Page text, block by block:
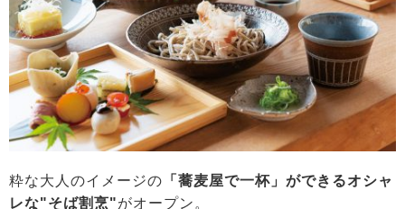
粋な大人のイメージの 「蕎麦屋で一杯」ができるオシャ
レな"そば割烹"がオープン。